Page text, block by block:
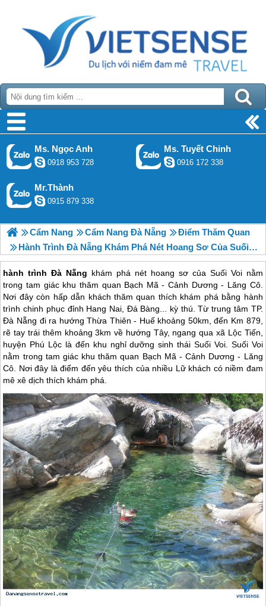
Ms. Ngọc Anh
0918 953 728
Ms. Tuyết Chinh
0916 172 338
Mr.Thành
0915 879 338
Cẩm Nang Cẩm Nang Đà Nẵng
Điểm Thăm Quan
Hành Trình Đà Nẵng Khám Phá Nét Hoang Sơ Của Suối Voi
hành trình Đà Nẵng khám phá nét hoang sơ của Suối Voi nằm
trong tam giác khu thăm quan Bạch Mã - Cảnh Dương - Lăng Cô.
Nơi đây còn hấp dẫn khách thăm quan thích khám phá bằng hành
trình chinh phục đỉnh Hang Nai, Đá Bàng... kỳ thú. Từ trung tâm TP.
Đà Nẵng đi ra hướng Thừa Thiên - Huế khoảng 50km, đến Km 879,
rẽ tay trái thêm khoảng 3km về hướng Tây, ngang qua xã Lộc Tiến,
huyện Phú Lộc là đến khu nghỉ dưỡng sinh thái Suối Voi. Suối Voi
nằm trong tam giác khu thăm quan Bạch Mã - Cảnh Dương - Lăng
Cô. Nơi đây là điểm đến yêu thích của nhiều Lữ khách có niềm đam
mê xê dịch thích khám phá.